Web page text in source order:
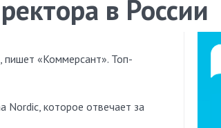
в России
Nordic, которое отвечает за